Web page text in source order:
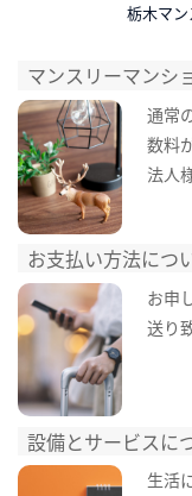
栃木マ
マンスリーマンシ
通常
数料
法人
お支払い方法につ
お申
送り
設備とサービスに
生活